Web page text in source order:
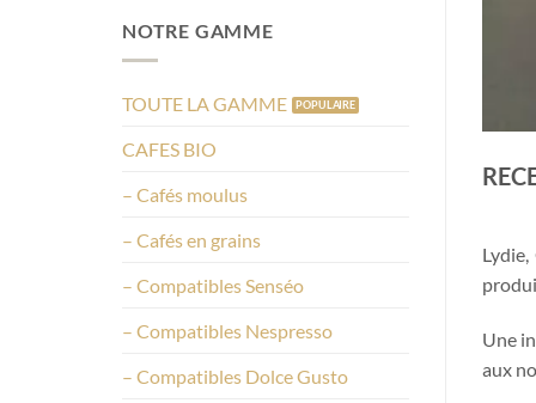
NOTRE GAMME
TOUTE LA GAMME
CAFES BIO
– Cafés moulus
– Cafés en grains
– Compatibles Senséo
– Compatibles Nespresso
– Compatibles Dolce Gusto
Une
aux